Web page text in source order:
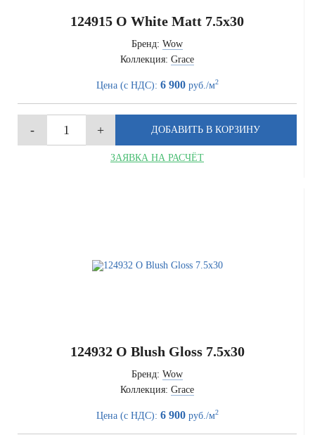
124915 O White Matt 7.5x30
Бренд: Wow
Коллекция: Grace
Цена (с НДС): 6 900руб./м2
ЗАЯВКА НА РАСЧЁТ
124932 O Blush Gloss 7.5x30
Бренд: Wow
Коллекция: Grace
Цена (с НДС): 6 900руб./м2